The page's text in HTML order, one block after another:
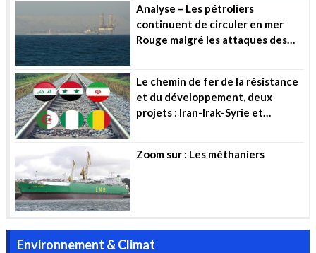
Analyse – Les pétroliers
continuent de circuler en mer
Rouge malgré les attaques des
Le chemin de fer de la résistance
et du développement, deux
projets : Iran-Irak-Syrie et
Zoom sur : Les méthaniers
Environnement & Climat